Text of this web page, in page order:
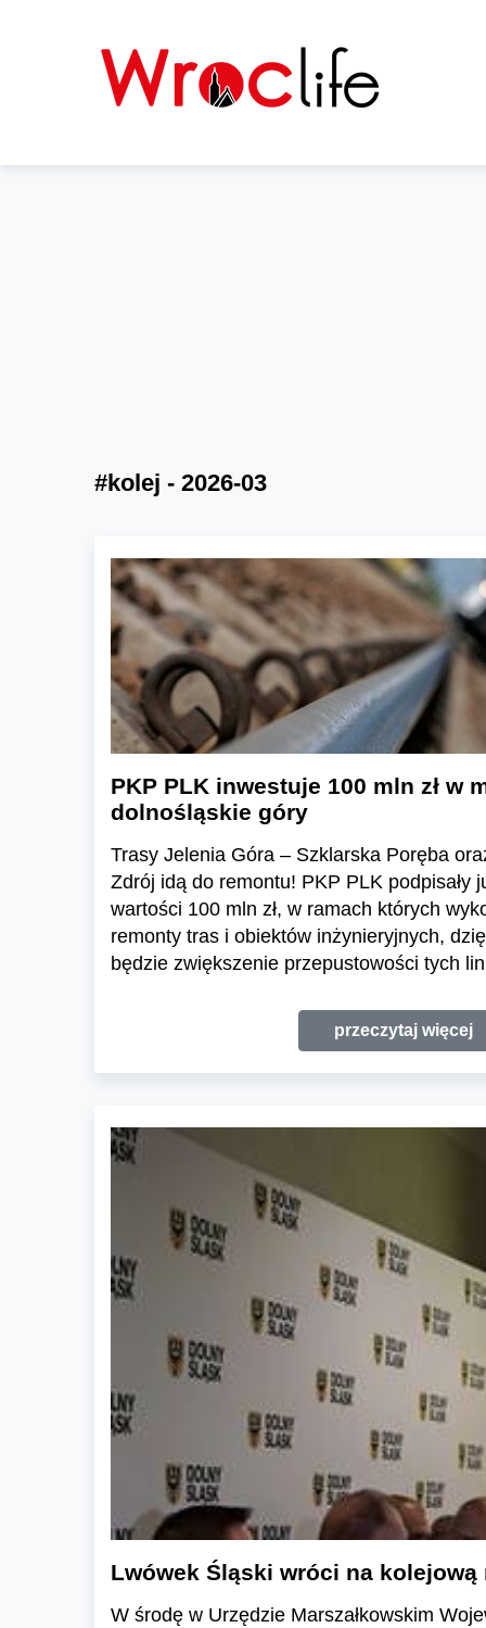
#kolej - 2026-03
PKP PLK inwestuje 100 mln zł w
dolnośląskie góry
Trasy Jelenia Góra – Szklarska Poręba
Zdrój idą do remontu! PKP PLK podpisały
wartości 100 mln zł, w ramach których
remonty tras i obiektów inżynieryjnych,
będzie zwiększenie przepustowości tych
przeczytaj więcej
Lwówek Śląski wróci na
W środę w Urzędzie Marszałkowskim